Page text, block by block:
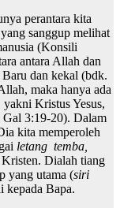
perantara kita
sanggup melihat
(Konsili
antara Allah dan
Baru dan kekal (bdk.
maka hanya ada
yakni Kristus Yesus,
Gal 3:19-20). Dalam
kita memperoleh
letang temba,
Dialah tiang
yang utama (siri
kepada Bapa.